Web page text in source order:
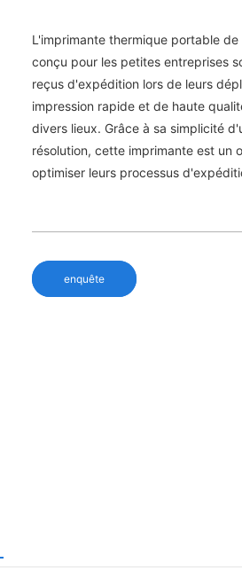
L'imprimante thermique portable
conçu pour les petites entreprises
reçus d'expédition lors de leurs
impression rapide et de haute
divers lieux. Grâce à sa simplicité
résolution, cette imprimante est un
optimiser leurs processus
enquête